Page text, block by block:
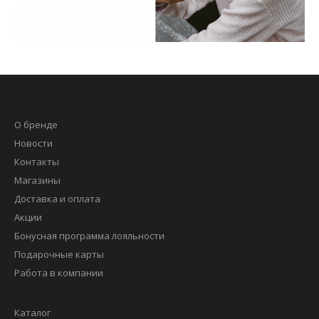
О бренде
Новости
Контакты
Магазины
Доставка и оплата
Акции
Бонусная программа лояльности
Подарочные карты
Работа в компании
Каталог